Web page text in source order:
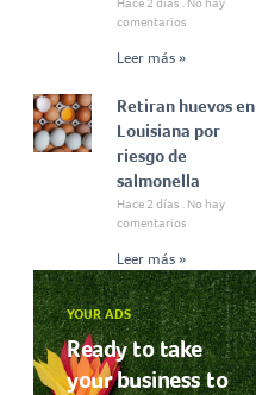
comentarios
Leer más »
Retiran huevos en
Louisiana por
riesgo de
salmonella
Hace 2 días
No hay
comentarios
Leer más »
YOUR ADS
Ready to take
your business to